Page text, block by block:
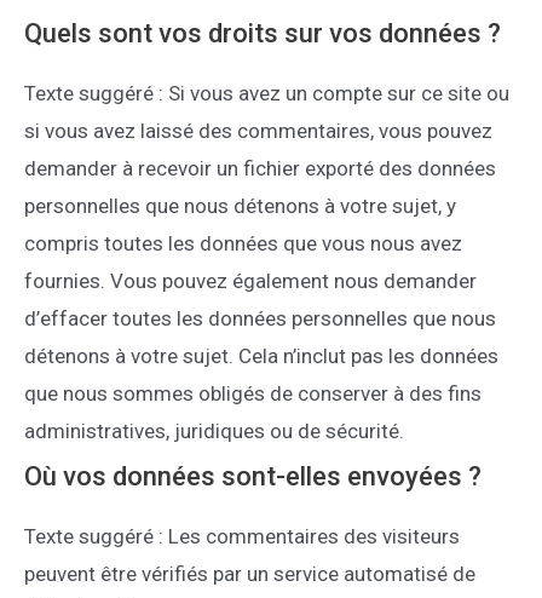
Quels sont vos droits sur vos données ?
Texte suggéré : Si vous avez un compte sur ce site ou
si vous avez laissé des commentaires, vous pouvez
demander à recevoir un fichier exporté des données
personnelles que nous détenons à votre sujet, y
compris toutes les données que vous nous avez
fournies. Vous pouvez également nous demander
d’effacer toutes les données personnelles que nous
détenons à votre sujet. Cela n’inclut pas les données
que nous sommes obligés de conserver à des fins
administratives, juridiques ou de sécurité.
Où vos données sont-elles envoyées ?
Texte suggéré : Les commentaires des visiteurs
peuvent être vérifiés par un service automatisé de